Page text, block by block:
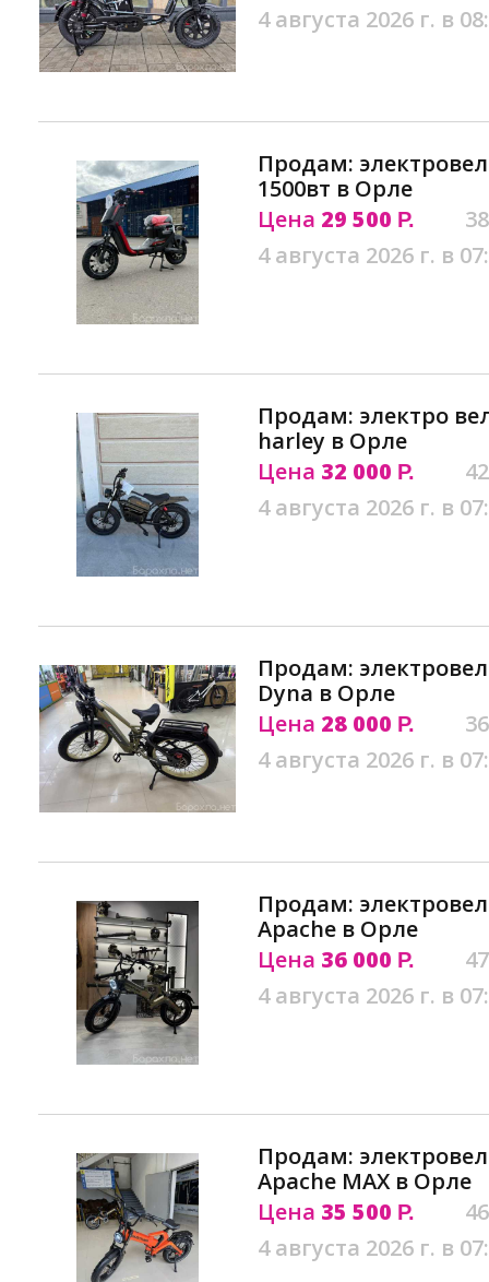
4 августа 2026 г. в
Продам:
1500вт в Орле
Цена 29 500 Р.
4 августа 2026 г. в
Продам: электро
harley в Орле
Цена 32 000 Р.
4 августа 2026 г. в
Продам:
Dyna в Орле
Цена 28 000 Р.
4 августа 2026 г. в
Продам:
Apache в Орле
Цена 36 000 Р.
4 августа 2026 г. в
Продам:
Apache MAX в Орле
Цена 35 500 Р.
4 августа 2026 г. в